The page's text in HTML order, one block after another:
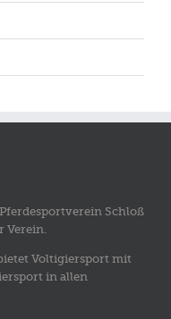
Schloß
Verein.
Voltigiersport mit
in allen